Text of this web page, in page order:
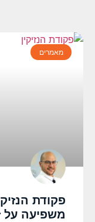
מאמרים
פקודת
משפיעה על